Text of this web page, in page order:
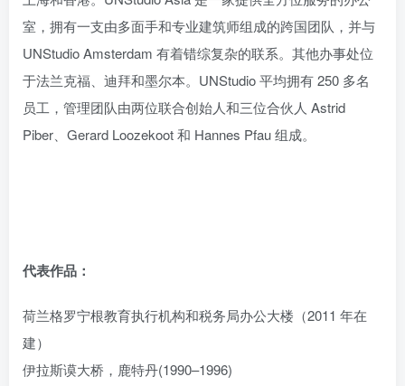
室，拥有一支由多面手和专业建筑师组成的跨国团队，并与
UNStudio Amsterdam 有着错综复杂的联系。其他办事处位
于法兰克福、迪拜和墨尔本。UNStudio 平均拥有 250 多名
员工，管理团队由两位联合创始人和三位合伙人 Astrid
Piber、Gerard Loozekoot 和 Hannes Pfau 组成。
代表作品：
荷兰格罗宁根教育执行机构和税务局办公大楼（2011 年在
建）
伊拉斯谟大桥，鹿特丹(1990–1996)